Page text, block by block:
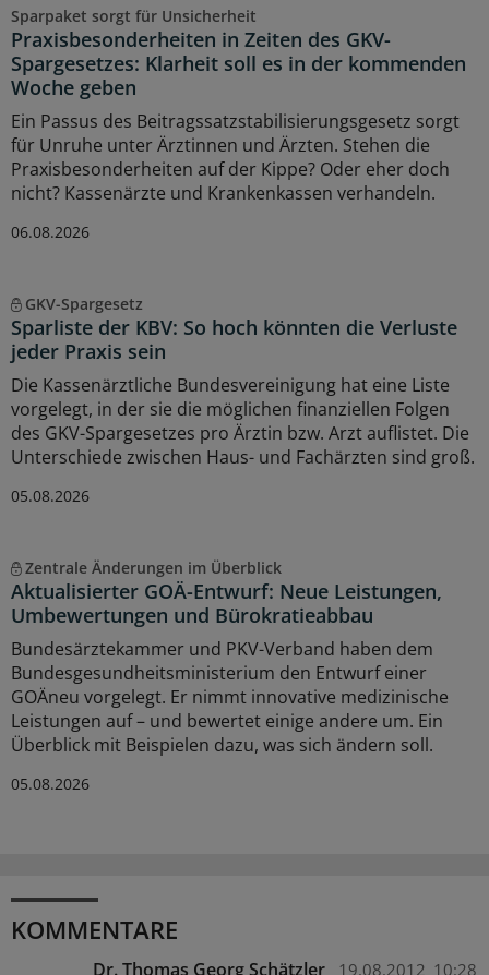
Sparpaket sorgt für Unsicherheit
Praxisbesonderheiten in Zeiten des GKV-
Spargesetzes: Klarheit soll es in der kommenden
Woche geben
Ein Passus des Beitragssatzstabilisierungsgesetz sorgt
für Unruhe unter Ärztinnen und Ärzten. Stehen die
Praxisbesonderheiten auf der Kippe? Oder eher doch
nicht? Kassenärzte und Krankenkassen verhandeln.
06.08.2026
GKV-Spargesetz
Sparliste der KBV: So hoch könnten die Verluste
jeder Praxis sein
Die Kassenärztliche Bundesvereinigung hat eine Liste
vorgelegt, in der sie die möglichen finanziellen Folgen
des GKV-Spargesetzes pro Ärztin bzw. Arzt auflistet. Die
Unterschiede zwischen Haus- und Fachärzten sind groß.
05.08.2026
Zentrale Änderungen im Überblick
Aktualisierter GOÄ-Entwurf: Neue Leistungen,
Umbewertungen und Bürokratieabbau
Bundesärztekammer und PKV-Verband haben dem
Bundesgesundheitsministerium den Entwurf einer
GOÄneu vorgelegt. Er nimmt innovative medizinische
Leistungen auf – und bewertet einige andere um. Ein
Überblick mit Beispielen dazu, was sich ändern soll.
05.08.2026
KOMMENTARE
Dr. Thomas Georg Schätzler 19.08.2012 10:28